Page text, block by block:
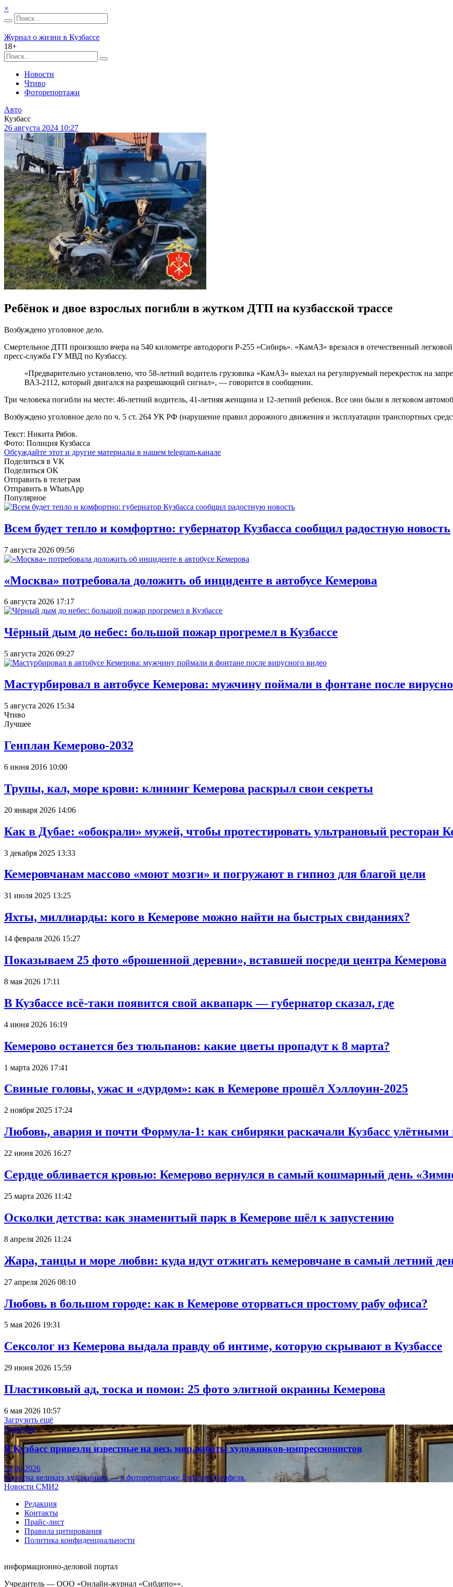
×
Журнал о жизни в Кузбассе
18+
Новости
Чтиво
Фоторепортажи
Авто
Кузбасс
26 августа 2024 10:27
Ребёнок и двое взрослых погибли в жутком ДТП на кузбасской трассе
Возбуждено уголовное дело.
Смертельное ДТП произошло вчера на 540 километре автодороги Р-255 «Сибирь». «КамАЗ» врезался в отечественный легковой
пресс-служба ГУ МВД по Кузбассу.
«Предварительно установлено, что 58-летний водитель грузовика «КамАЗ» выехал на регулируемый перекресток на
ВА3-2112, который двигался на разрешающий сигнал», — говорится в сообщении.
Три человека погибли на месте: 46-летний водитель, 41-летняя женщина и 12-летний ребенок. Все они были в легковом
Возбуждено уголовное дело по ч. 5 ст. 264 УК РФ (нарушение правил дорожного движения и эксплуатации транспортных
Текст: Никита Рябов.
Фото: Полиция Кузбасса
Обсуждайте этот и другие материалы в нашем telegram-канале
Поделиться в VK
Поделиться OK
Отправить в телеграм
Отправить в WhatsApp
Популярное
Всем будет тепло и комфортно: губернатор Кузбасса сообщил радостную новость
7 августа 2026 09:56
«Москва» потребовала доложить об инциденте в автобусе Кемерова
6 августа 2026 17:17
Чёрный дым до небес: большой пожар прогремел в Кузбассе
5 августа 2026 09:27
Мастурбировал в автобусе Кемерова: мужчину поймали в фонтане после
5 августа 2026 15:34
Чтиво
Лучшее
Генплан Кемерово-2032
6 июня 2016 10:00
Трупы, кал, море крови: клининг Кемерова раскрыл свои секреты
20 января 2026 14:06
Как в Дубае: «обокрали» мужей, чтобы протестировать ультрановый ресторан
3 декабря 2025 13:33
Кемеровчанам массово «моют мозги» и погружают в гипноз для благой цели
31 июля 2025 13:25
Яхты, миллиарды: кого в Кемерове можно найти на быстрых свиданиях?
14 февраля 2026 15:27
Показываем 25 фото «брошенной деревни», вставшей посреди центра Кемерова
8 мая 2026 17:11
В Кузбассе всё-таки появится свой аквапарк — губернатор сказал, где
4 июня 2026 16:19
Кемерово останется без тюльпанов: какие цветы пропадут к 8 марта?
1 марта 2026 17:41
Свиные головы, ужас и «дурдом»: как в Кемерове прошёл Хэллоуин-2025
2 ноября 2025 17:24
Любовь, авария и почти Формула-1: как сибиряки раскачали Кузбасс улётными
22 июня 2026 16:27
Сердце обливается кровью: Кемерово вернулся в самый кошмарный день
25 марта 2026 11:42
Осколки детства: как знаменитый парк в Кемерове шёл к запустению
8 апреля 2026 11:24
Жара, танцы и море любви: куда идут отжигать кемеровчане в самый летний
27 апреля 2026 08:10
Любовь в большом городе: как в Кемерове оторваться простому рабу офиса?
5 мая 2026 19:31
Сексолог из Кемерова выдала правду об интиме, которую скрывают в Кузбассе
29 июня 2026 15:59
Пластиковый ад, тоска и помои: 25 фото элитной окраины Кемерова
6 мая 2026 10:57
Загрузить ещё
Культура
В Кузбасс привезли известные на весь мир работы художников-импрессионистов
23.06.2026
Полотна великих художников — в фоторепортаже Дмитрия Верфеля.
Новости СМИ2
Редакция
Контакты
Прайс-лист
Правила цитирования
Политика конфиденциальности
информационно-деловой портал
Учредитель — ООО «Онлайн-журнал «Сибдепо»».